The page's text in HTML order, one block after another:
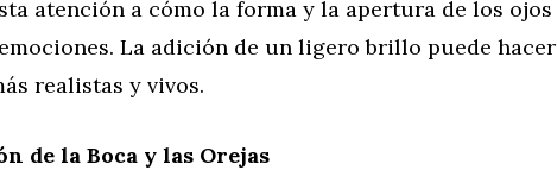
atención a cómo la forma y la apertura de los
La adición de un ligero brillo puede
realistas y vivos.
de la Boca y las Orejas